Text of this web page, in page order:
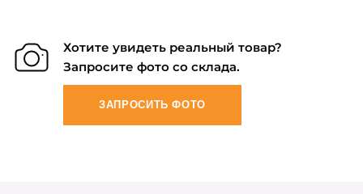
Хотите увидеть реальный товар?
Запросите фото со склада.
ЗАПРОСИТЬ ФОТО